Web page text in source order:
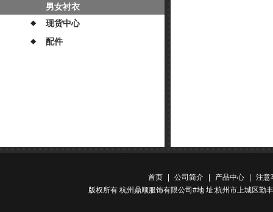
男女衬衣
现货中心
配件
首页 公司简介 产品中心
注意
版权所有 杭州鼎顺服饰有限公司#地 址:杭州市上城区